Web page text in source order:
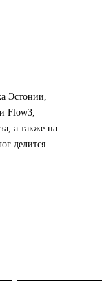
Эстонии,
Flow3,
а также на
делится